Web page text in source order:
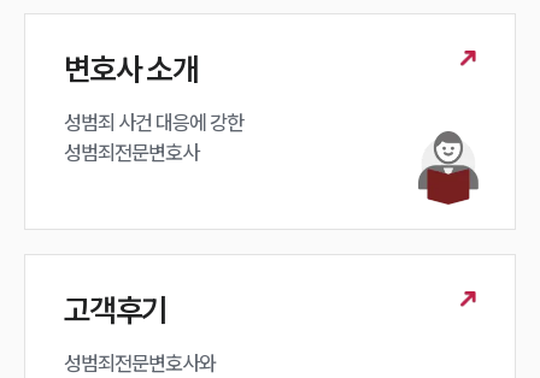
변호사 소개
성범죄 사건 대응에 강한
성범죄전문변호사
고객후기
성범죄전문변호사와